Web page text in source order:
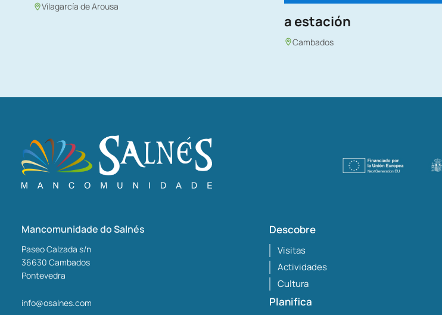
Vilagarcía de Arousa
a estación
Cambados
Mancomunidade do Salnés
Paseo Calzada s/n
36630 Cambados
Pontevedra
info@osalnes.com
Descobre
Visitas
Actividades
Cultura
Planifica